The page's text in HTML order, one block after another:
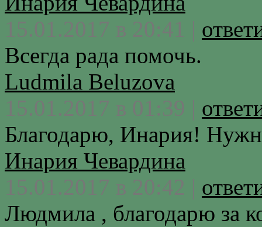
15.01.2017 в 20:41 |
Всегда рада помочь.
Ludmila Beluzova
15.01.2017 в 01:39 |
Благодарю, Инария!
Инария Чевардина
15.01.2017 в 20:42 |
Людмила , благодарю за